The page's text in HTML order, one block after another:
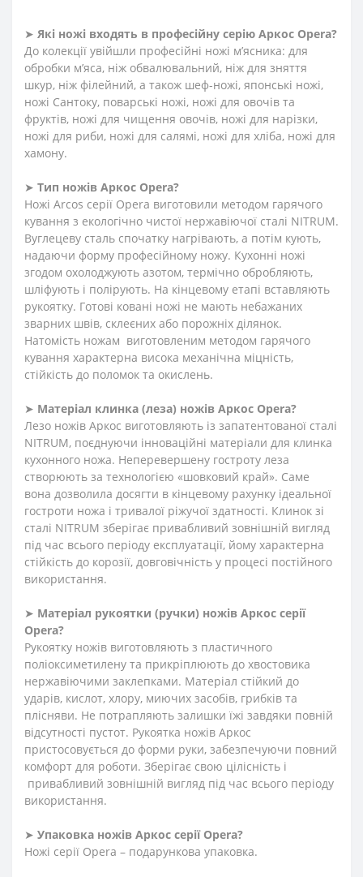
➤ Які ножі входять в професійну серію Аркос Opera?
До колекції увійшли професійні ножі м’ясника: для
обробки м’яса, ніж обвалювальний, ніж для зняття
шкур, ніж філейний, а також шеф-ножі, японські ножі,
ножі Сантоку, поварські ножі, ножі для овочів та
фруктів, ножі для чищення овочів, ножі для нарізки,
ножі для риби, ножі для салямі, ножі для хліба, ножі для
хамону.
➤ Тип ножів Аркос Opera?
Ножі Arcos серії Opera виготовили методом гарячого
кування з екологічно чистої нержавіючої сталі NITRUM.
Вуглецеву сталь спочатку нагрівають, а потім кують,
надаючи форму професійному ножу. Кухонні ножі
згодом охолоджують азотом, термічно обробляють,
шліфують і полірують. На кінцевому етапі вставляють
рукоятку. Готові ковані ножі не мають небажаних
зварних швів, склеєних або порожніх ділянок.
Натомість ножам виготовленим методом гарячого
кування характерна висока механічна міцність,
стійкість до поломок та окислень.
➤ Матеріал клинка (леза) ножів Аркос Opera?
Лезо ножів Аркос виготовляють із запатентованої сталі
NITRUM, поєднуючи інноваційні матеріали для клинка
кухонного ножа. Неперевершену гостроту леза
створюють за технологією «шовковий край». Саме
вона дозволила досягти в кінцевому рахунку ідеальної
гостроти ножа і тривалої ріжучої здатності. Клинок зі
сталі NITRUM зберігає привабливий зовнішній вигляд
під час всього періоду експлуатації, йому характерна
стійкість до корозії, довговічність у процесі постійного
використання.
➤ Матеріал рукоятки (ручки) ножів Аркос серії
Opera?
Рукоятку ножів виготовляють з пластичного
поліоксиметилену та прикріплюють до хвостовика
нержавіючими заклепками. Матеріал стійкий до
ударів, кислот, хлору, миючих засобів, грибків та
плісняви. Не потрапляють залишки їжі завдяки повній
відсутності пустот. Рукоятка ножів Аркос
пристосовується до форми руки, забезпечуючи повний
комфорт для роботи. Зберігає свою цілісність і
привабливий зовнішній вигляд під час всього періоду
використання.
➤ Упаковка ножів Аркос серії Opera?
Ножі серії Opera – подарункова упаковка.